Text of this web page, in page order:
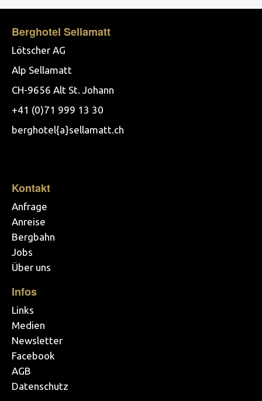
Berghotel Sellamatt
Lötscher AG
Alp Sellamatt
CH-9656 Alt St. Johann
+41 (0)71 999 13 30
berghotel{a}sellamatt.ch
Kontakt
Anfrage
Anreise
Bergbahn
Jobs
Über uns
Infos
Links
Medien
Newsletter
Facebook
AGB
Datenschutz